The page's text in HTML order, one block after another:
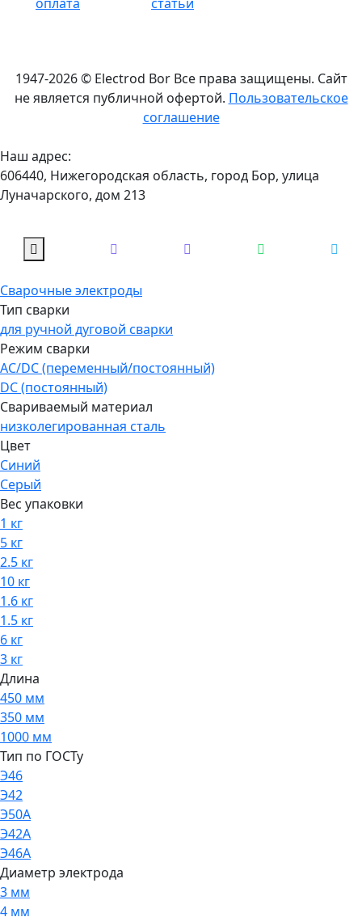
1947-2026 © Electrod Bor Все права защищены. Сайт
не является публичной офертой. Пользовательское
соглашение
Наш адрес:
606440, Нижегородская область, город Бор, улица
Луначарского, дом 213
Сварочные электроды
Тип сварки
для ручной дуговой сварки
Режим сварки
AC/DC (переменный/постоянный)
DC (постоянный)
Свариваемый материал
низколегированная сталь
Цвет
Синий
Серый
Вес упаковки
1 кг
5 кг
2.5 кг
10 кг
1.6 кг
1.5 кг
6 кг
3 кг
Длина
450 мм
350 мм
1000 мм
Тип по ГОСТу
Э46
Э42
Э50А
Э42А
Э46А
Диаметр электрода
3 мм
4 мм